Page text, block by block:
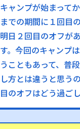
キャンプが始まって
までの期間に１回目
明日２回目のオフが
す。今回のキャンプ
うこともあって、普
し方とは違うと思う
目のオフはどう過ご